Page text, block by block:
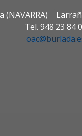
(NAVARRA)
Tel. 948 23 84